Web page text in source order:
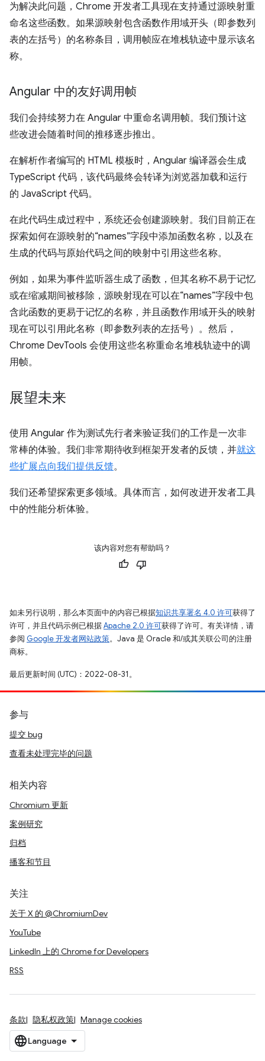
为解决此问题，Chrome 开发者工具现在支持通过源映射重
命名这些函数。如果源映射包含函数作用域开头（即参数列
表的左括号）的名称条目，调用帧应在堆栈轨迹中显示该名
称。
Angular 中的友好调用帧
我们会持续努力在 Angular 中重命名调用帧。我们预计这
些改进会随着时间的推移逐步推出。
在解析作者编写的 HTML 模板时，Angular 编译器会生成
TypeScript 代码，该代码最终会转译为浏览器加载和运行
的 JavaScript 代码。
在此代码生成过程中，系统还会创建源映射。我们目前正在
探索如何在源映射的“names”字段中添加函数名称，以及在
生成的代码与原始代码之间的映射中引用这些名称。
例如，如果为事件监听器生成了函数，但其名称不易于记忆
或在缩减期间被移除，源映射现在可以在“names”字段中包
含此函数的更易于记忆的名称，并且函数作用域开头的映射
现在可以引用此名称（即参数列表的左括号）。然后，
Chrome DevTools 会使用这些名称重命名堆栈轨迹中的调
用帧。
展望未来
使用 Angular 作为测试先行者来验证我们的工作是一次非
常棒的体验。我们非常期待收到框架开发者的反馈，并就这
些扩展点向我们提供反馈。
我们还希望探索更多领域。具体而言，如何改进开发者工具
中的性能分析体验。
该内容对您有帮助吗？
如未另行说明，那么本页面中的内容已根据知识共享署名 4.0 许可获得了
许可，并且代码示例已根据Apache 2.0 许可获得了许可。有关详情，请
参阅 Google 开发者网站政策。Java 是 Oracle 和/或其关联公司的注册
商标。
最后更新时间 (UTC)：2022-08-31。
参与
提交 bug
查看未处理完毕的问题
相关内容
Chromium 更新
案例研究
归档
播客和节目
关注
关于 X 的 @ChromiumDev
YouTube
LinkedIn 上的 Chrome for Developers
RSS
条款 隐私权政策 Manage cookies